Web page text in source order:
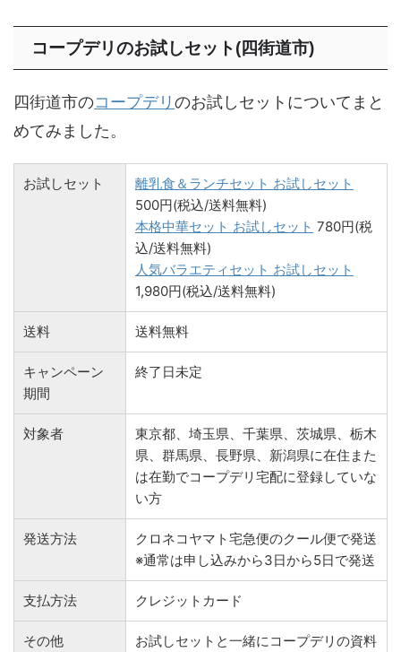
コープデリのお試しセット(四街道市)
四街道市のコープデリのお試しセットについてまと
めてみました。
お試しセット
離乳食＆ランチセット お試しセット
500円(税込/送料無料)
本格中華セット お試しセット 780円(税
込/送料無料)
人気バラエティセット お試しセット
1,980円(税込/送料無料)
送料 送料無料
キャンペーン
期間
終了日未定
対象者
東京都、埼玉県、千葉県、茨城県、栃木
県、群馬県、長野県、新潟県に在住また
は在勤でコープデリ宅配に登録していな
い方
発送方法
クロネコヤマト宅急便のクール便で発送
※通常は申し込みから3日から5日で発送
支払方法 クレジットカード
その他
お試しセットと一緒にコープデリの資料